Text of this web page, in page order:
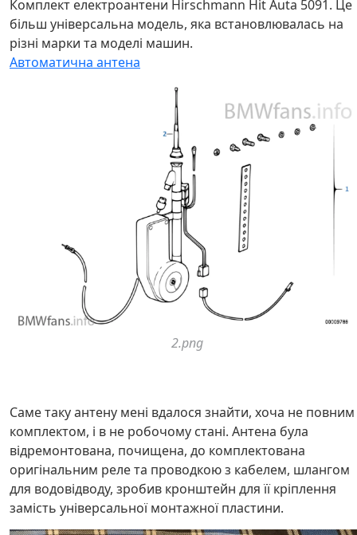
Комплект електроантени Hirschmann Hit Auta 5091. Це
більш універсальна модель, яка встановлювалась на
різні марки та моделі машин.
Автоматична антена
2.png
Саме таку антену мені вдалося знайти, хоча не повним
комплектом, і в не робочому стані. Антена була
відремонтована, почищена, до комплектована
оригінальним реле та проводкою з кабелем, шлангом
для водовідводу, зробив кронштейн для її кріплення
замість універсальної монтажної пластини.